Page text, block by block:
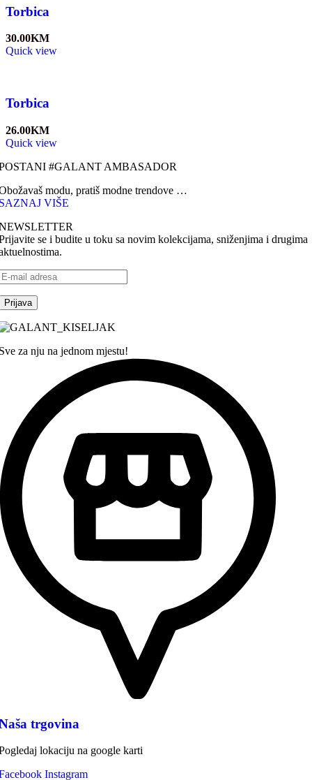
Torbica
30.00KM
Quick view
Torbica
26.00KM
Quick view
#GALANT AMBASADOR
modu, pratiš modne trendove …
VIŠE
se i budite u toku sa novim kolekcijama, sniženjima i drugima
za nju na jednom mjestu!
trgovina
lokaciju na google karti
Instagram